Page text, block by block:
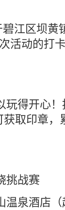
江区坝黄
活动的打
玩得开心
取印章，
挑战赛
温泉酒店